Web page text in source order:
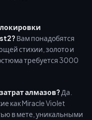
Вам понадобятся
стихии, золото и
требуется 3000
алмазов? Да.
как Miracle Violet
в мете, уникальными